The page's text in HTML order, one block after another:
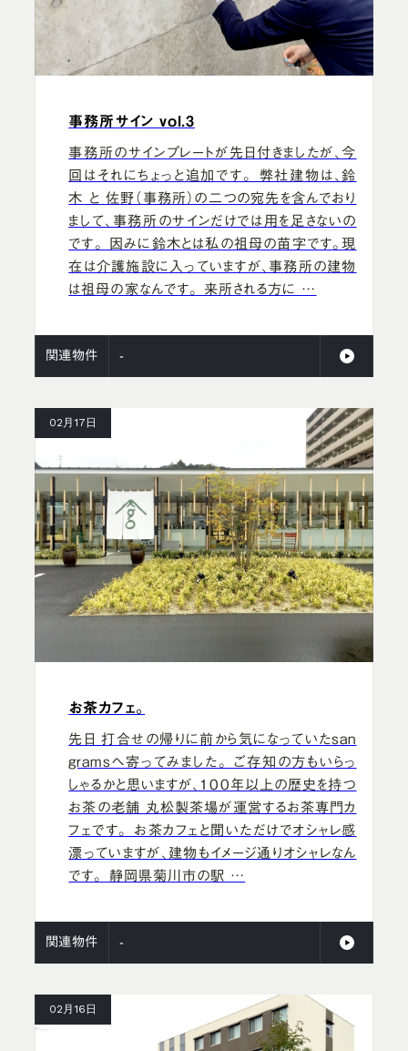
事務所サイン vol.3
事務所のサインプレートが先日付きましたが、今
回はそれにちょっと追加です。 弊社建物は、鈴
木 と 佐野（事務所）の二つの宛先を含んでおり
まして、事務所のサインだけでは用を足さないの
です。 因みに鈴木とは私の祖母の苗字です。現
在は介護施設に入っていますが、事務所の建物
は祖母の家なんです。 来所される方に …
関連物件 -
02月17日
お茶カフェ。
先日 打合せの帰りに前から気になっていたsan
gramsへ寄ってみました。 ご存知の方もいらっ
しゃるかと思いますが、100年以上の歴史を持つ
お茶の老舗 丸松製茶場が運営するお茶専門カ
フェです。 お茶カフェと聞いただけでオシャレ感
漂っていますが、建物もイメージ通りオシャレなん
です。 静岡県菊川市の駅 …
関連物件 -
02月16日